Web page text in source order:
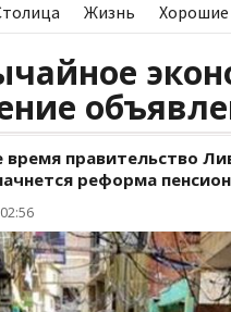
Жизнь Хорошие
правительство
реформа